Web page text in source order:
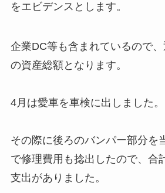
をエビデンスとします。
企業DC等も含まれているので
の資産総額となります。
4月は愛車を車検に出しました。
その際に後ろのバンパー部分を
で修理費用も捻出したので、合
支出がありました。